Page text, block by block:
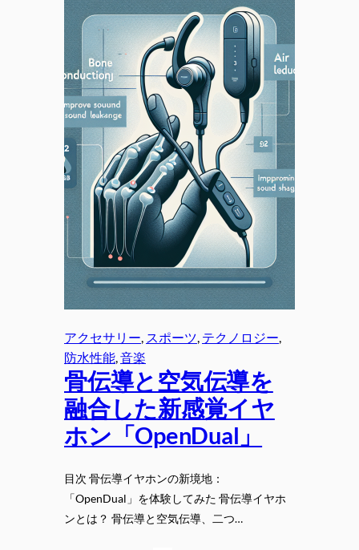
アクセサリー, スポーツ, テクノロジー
防水性能, 音楽
骨伝導と空気伝導を
融合した新感覚イヤ
ホン「OpenDual」
目次 骨伝導イヤホンの新境地：
「OpenDual」を体験してみた 骨伝導イヤホ
ンとは？ 骨伝導と空気伝導、二つ…